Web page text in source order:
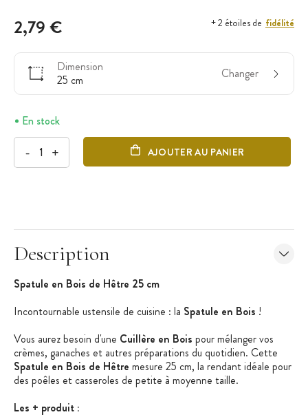
2,79 € + 2 étoiles de fidélité
Dimension
25 cm
Changer
En stock
- + AJOUTER AU PANIER
Description
Spatule en Bois de Hêtre 25 cm
Incontournable ustensile de cuisine : la Spatule en Bois !
Vous aurez besoin d'une Cuillère en Bois pour mélanger vos
crèmes, ganaches et autres préparations du quotidien. Cette
Spatule en Bois de Hêtre mesure 25 cm, la rendant idéale pour
des poêles et casseroles de petite à moyenne taille.
Les + produit :